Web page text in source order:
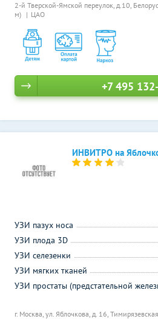
2-й Тверской-Ямской переулок, д.10,
м)
ЦАО
+7 495
ИНВИТРО на
г. Москва, ул. Яблочкова, д. 16,
УЗИ пазух носа
УЗИ плода 3D
УЗИ селезенки
УЗИ мягких тканей
УЗИ простаты (предстательной